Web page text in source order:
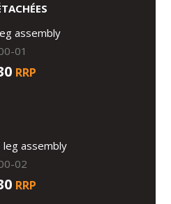
assembly
01
RRP
leg assembly
02
RRP